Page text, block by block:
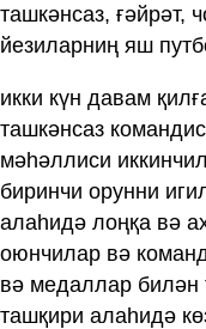
ташкәнсаз, ғәйрәт,
йезиларниң яш
икки күн давам
ташкәнсаз
мәһәллиси
биринчи орунни
алаһидә лоңқа вә
оюнчилар вә
вә медаллар билән
ташқири алаһидә